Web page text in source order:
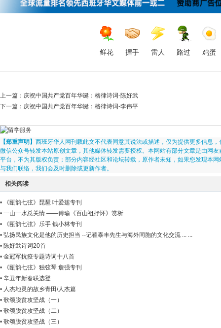
鲜花 握手 雷人 路过 鸡蛋
上一篇： 庆祝中国共产党百年华诞：格律诗词-陈好武
下一篇： 庆祝中国共产党百年华诞：格律诗词-李伟平
【郑重声明】 西班牙华人网刊载此文不代表同意其说法或描述，仅为提供更多信息
微信公众号转发本站原创文章，其他媒体转发需要授权。本网站有部分文章是由网
平台，不为其版权负责；部分内容经社区和论坛转载，原作者未知，如果您发现本
与我们联络，我们会及时删除或更新作者。
相关阅读
•
《瓯韵七弦》琵琶 叶爱莲专刊
• 一山一水总关情 ——傅瑜《百山祖抒怀》赏析
•
《瓯韵七弦》乐手 钱小林专刊
• 弘扬民族文化是他的历史担当 --记翟泰丰先生与海外同胞的文化交流 ... ...
... ... . ...
• 陈好武诗词20首
• 金冠军抗疫专题诗词十八首
•
《瓯韵七弦》独弦琴 詹强专刊
• 辛丑年新春联选登
• 人杰地灵的故乡青田/人杰篇
• 歌颂脱贫攻坚战（一）
• 歌颂脱贫攻坚战（二）
• 歌颂脱贫攻坚战（三）